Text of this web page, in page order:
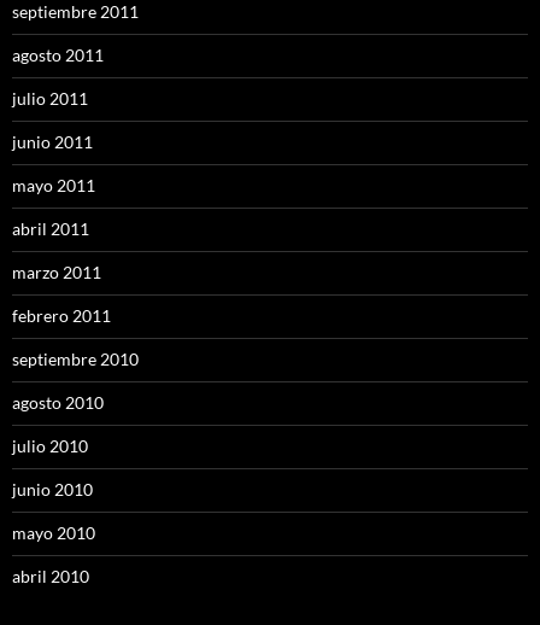
septiembre 2011
agosto 2011
julio 2011
junio 2011
mayo 2011
abril 2011
marzo 2011
febrero 2011
septiembre 2010
agosto 2010
julio 2010
junio 2010
mayo 2010
abril 2010